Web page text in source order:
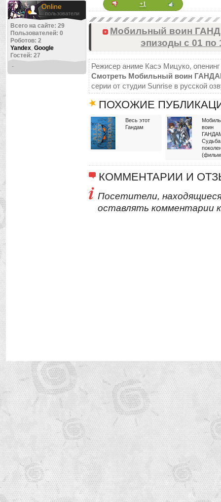
Online
пользователи
Всего на сайте: 29
Пользователей: 0
Роботов: 2
Yandex Google
Гостей: 27
-
+1
Мобильный воин
эпизоды с 01 по
Режисер аниме Касэ Мицуко,
Смотреть Мобильный воин
серии от студии Sunrise в русской
ПОХОЖИЕ
Весь этот
Гандам
воин
Судьба
КОММЕНТАРИИ И
Посетители,
оставлять комментарии